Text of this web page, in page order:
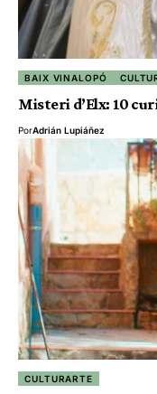
BAIX VINALOPÓ
Misteri d’Elx: 10
PorAdrián Lupiáñez
CULTURARTE